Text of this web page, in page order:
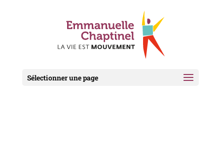
Sélectionner une page